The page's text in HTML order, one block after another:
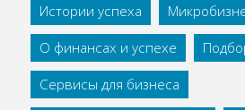
Истории успеха
О финансах и успехе
Сервисы для бизнеса